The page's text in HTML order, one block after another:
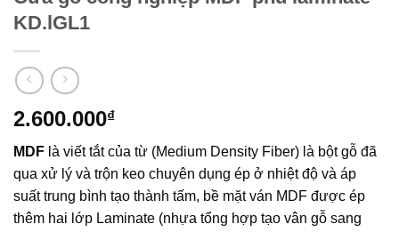
KD.lGL1
2.600.000₫
MDF là viết tắt của từ (Medium Density Fiber) là bột gỗ đã
qua xử lý và trộn keo chuyên dụng ép ở nhiệt độ và áp
suất trung bình tạo thành tấm, bề mặt ván MDF được ép
thêm hai lớp Laminate (nhựa tổng hợp tạo vân gỗ sang